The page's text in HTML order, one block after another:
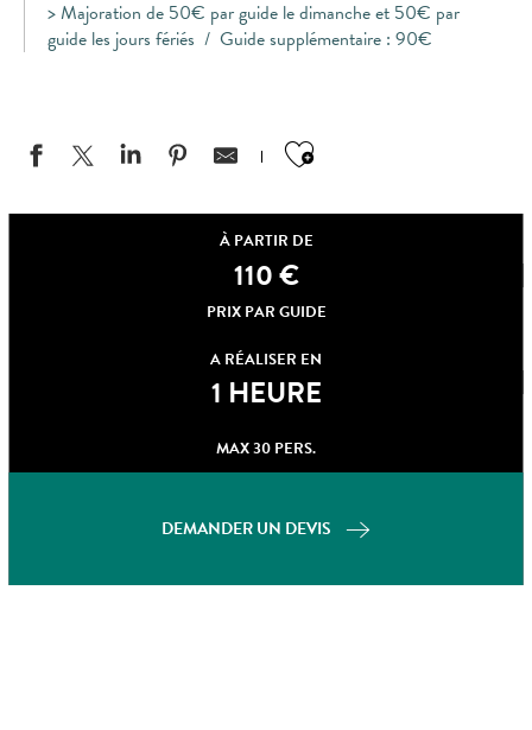
> Majoration de 50€ par guide le dimanche et 50€ par
guide les jours fériés / Guide supplémentaire : 90€
Ajouter aux
À PARTIR DE
110€
PRIX PAR GUIDE
A RÉALISER EN
1 HEURE
MAX 30 PERS.
DEMANDER UN DEVIS